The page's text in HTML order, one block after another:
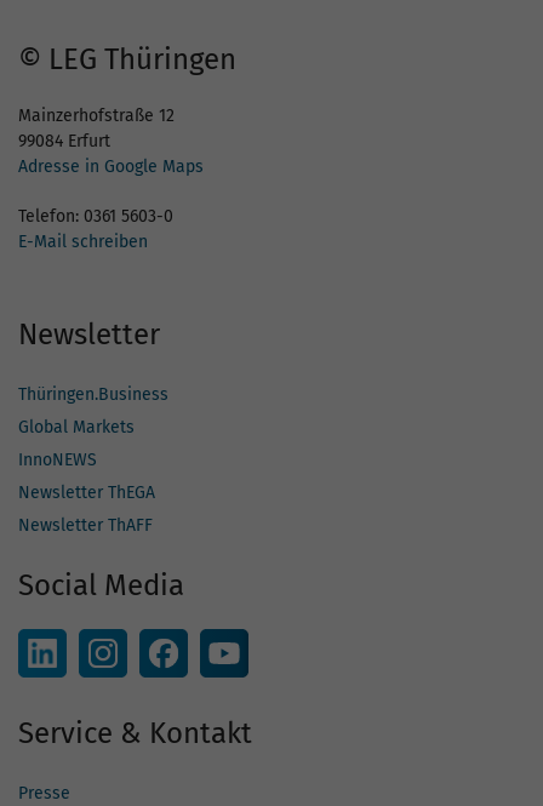
© LEG Thüringen
Mainzerhofstraße 12
99084 Erfurt
Adresse in Google Maps
Telefon: 0361 5603-0
E-Mail schreiben
Newsletter
Thüringen.Business
Global Markets
InnoNEWS
Newsletter ThEGA
Newsletter ThAFF
Social Media
Service & Kontakt
Presse